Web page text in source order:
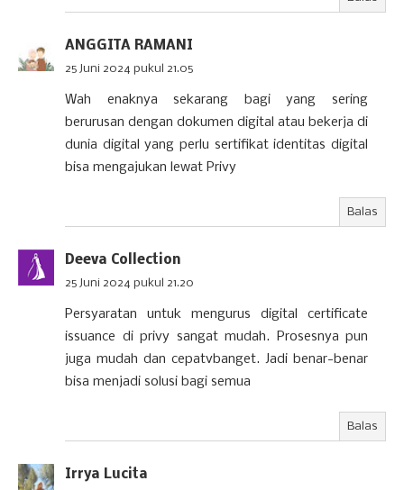
ANGGITA RAMANI
25 Juni 2024 pukul 21.05
Wah enaknya sekarang bagi yang sering
berurusan dengan dokumen digital atau bekerja di
dunia digital yang perlu sertifikat identitas digital
bisa mengajukan lewat Privy
Balas
Deeva Collection
25 Juni 2024 pukul 21.20
Persyaratan untuk mengurus digital certificate
issuance di privy sangat mudah. Prosesnya pun
juga mudah dan cepatvbanget. Jadi benar-benar
bisa menjadi solusi bagi semua
Balas
Irrya Lucita